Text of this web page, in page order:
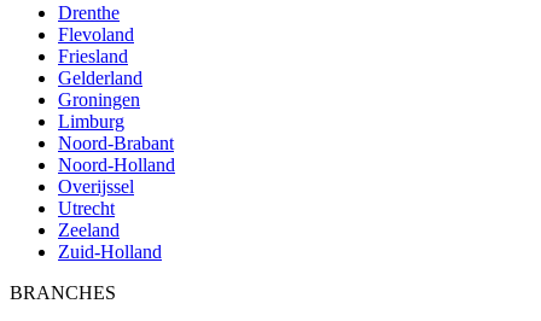
Drenthe
Flevoland
Friesland
Gelderland
Groningen
Limburg
Noord-Brabant
Noord-Holland
Overijssel
Utrecht
Zeeland
Zuid-Holland
BRANCHES